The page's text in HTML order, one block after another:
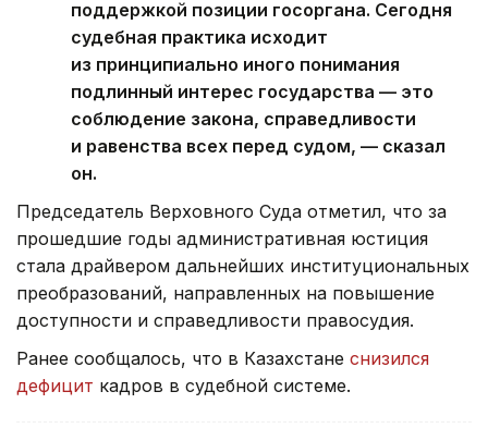
поддержкой позиции госоргана. Сегодня
судебная практика исходит
из принципиально иного понимания
подлинный интерес государства — это
соблюдение закона, справедливости
и равенства всех перед судом, — сказал
он.
Председатель Верховного Суда отметил, что за
прошедшие годы административная юстиция
стала драйвером дальнейших институциональных
преобразований, направленных на повышение
доступности и справедливости правосудия.
Ранее сообщалось, что в Казахстане снизился
дефицит кадров в судебной системе.